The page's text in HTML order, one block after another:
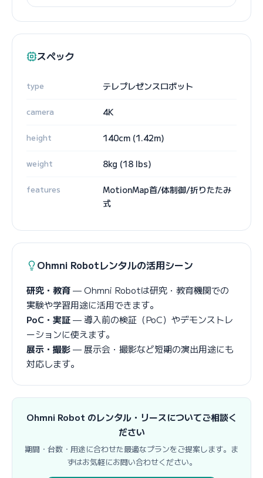
スペック
type テレプレゼンスロボット
camera 4K
height 140cm (1.42m)
weight 8kg (18 lbs)
features
MotionMap首/体制御/折りたたみ
式
Ohmni Robotレンタルの活用シーン
研究・教育— Ohmni Robotは研究・教育機関での
実験や学習用途に活用できます。
PoC・実証— 導入前の検証（PoC）やデモンストレ
ーションに使えます。
展示・撮影— 展示会・撮影など短期の演出用途にも
対応します。
Ohmni Robot のレンタル・リースについてご相談く
ださい
期間・台数・用途に合わせた最適なプランをご提案します。ま
ずはお気軽にお問い合わせください。